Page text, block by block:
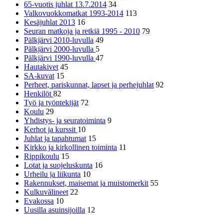
65-vuotis juhlat 13.7.2014 34
Valkovuokkomatkat 1993-2014 113
Kesäjuhlat 2013 16
Seuran matkoja ja retkiä 1995 - 2010 79
Pälkjärvi 2010-luvulla 49
Pälkjärvi 2000-luvulla 5
Pälkjärvi 1990-luvulla 47
Hautakivet 45
SA-kuvat 15
Perheet, pariskunnat, lapset ja perhejuhlat 92
Henkilöt82
Työ ja työntekijät 72
Koulu 29
Yhdistys- ja seuratoiminta 9
Kerhot ja kurssit 10
Juhlat ja tapahtumat 15
Kirkko ja kirkollinen toiminta 11
Rippikoulu 15
Lotat ja suojeluskunta 16
Urheilu ja liikunta 10
Rakennukset, maisemat ja muistomerkit 55
Kulkuvälineet 22
Evakossa 10
Uusilla asuinsijoilla 12